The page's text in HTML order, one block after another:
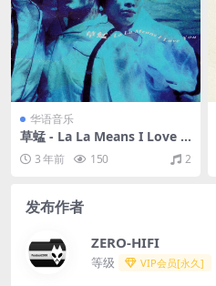
华语音乐
草蜢 - La La Means I Love Y
ou（1992/FLAC/分轨/359
M）3 年前 150 2
发布作者
ZERO-HIFI
等级 VIP会员[永久]